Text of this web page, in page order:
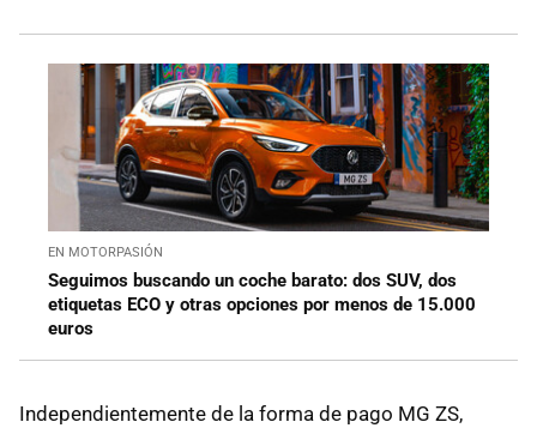
EN MOTORPASIÓN
Seguimos buscando un coche barato: dos SUV, dos
etiquetas ECO y otras opciones por menos de 15.000
euros
Independientemente de la forma de pago MG ZS,